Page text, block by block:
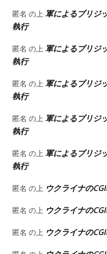
匿名 の上 軍によるブリジ
執行
匿名 の上 軍によるブリジ
執行
匿名 の上 軍によるブリジ
執行
匿名 の上 軍によるブリジ
執行
匿名 の上 軍によるブリジ
執行
匿名 の上 ウクライナの
匿名 の上 ウクライナの
匿名 の上 ウクライナの